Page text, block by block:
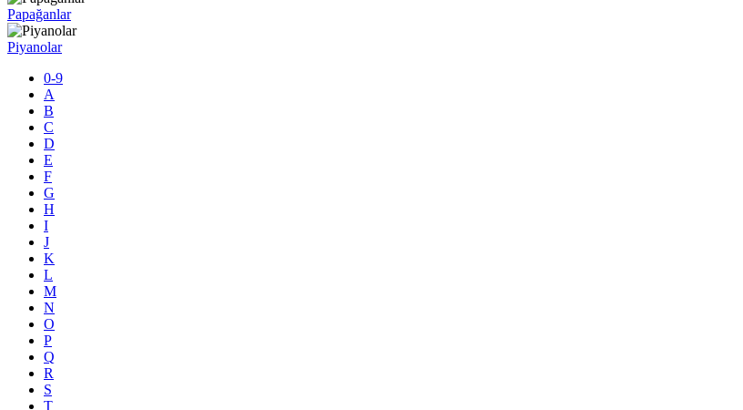
Papağanlar
Piyanolar
0-9
A
B
C
D
E
F
G
H
I
J
K
L
M
N
O
P
Q
R
S
T